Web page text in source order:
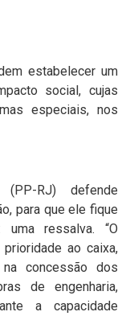
estabelecer um
social, cujas
especiais, nos
RJ) defende
para que ele fique
ressalva. “O
ao caixa,
concessão dos
de engenharia,
a capacidade